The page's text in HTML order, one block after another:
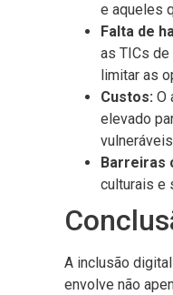
e aqueles
Falta de
as TICs
limitar as
Custos: O
elevado
Barreiras
culturais e
A inclusão
envolve não